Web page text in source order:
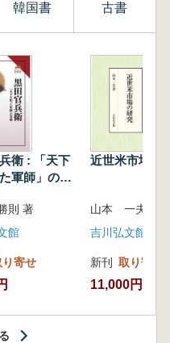
韓国書 古書
衛 : 「天下
軍師」の実
則 著
館
り寄せ
近世米市場の
山本 一夫
吉川弘文館
新刊 取り寄せ
11,000円